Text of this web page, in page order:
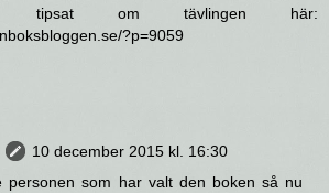
tipsat om tävlingen här:
?p=9059
10 december 2015 kl. 16:30
personen som har valt den boken så nu